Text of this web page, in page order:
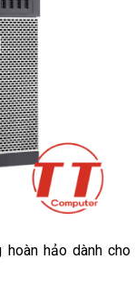
hảo dành cho